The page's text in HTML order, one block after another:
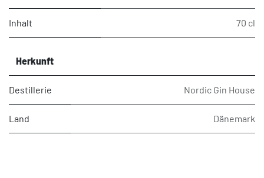
Inhalt 70 cl
Herkunft
Destillerie Nordic Gin House
Land Dänemark